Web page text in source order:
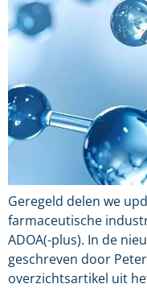
Geregeld delen we
farmaceutische
ADOA(-plus). In de
geschreven door
overzichtsartikel uit